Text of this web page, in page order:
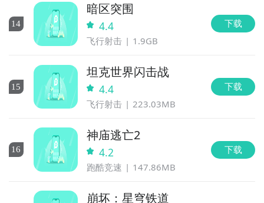
14
暗区突围
4.4
飞行射击 1.9GB
下载
15
坦克世界闪击战
4.4
飞行射击 223.03MB
下载
16
神庙逃亡2
4.2
跑酷竞速 147.86MB
下载
崩坏：星穹铁道